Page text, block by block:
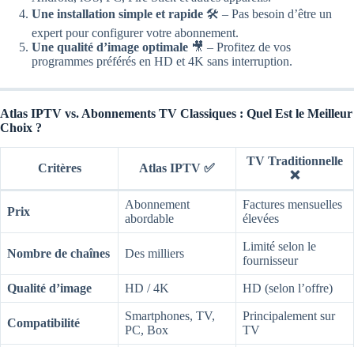
Une installation simple et rapide 🛠 – Pas besoin d’être un
expert pour configurer votre abonnement.
Une qualité d’image optimale 🎥 – Profitez de vos
programmes préférés en HD et 4K sans interruption.
Atlas IPTV vs. Abonnements TV Classiques : Quel Est le Meilleur
Choix ?
Critères Atlas IPTV ✅
TV Traditionnelle
❌
Prix
Abonnement
abordable
Factures mensuelles
élevées
Nombre de chaînes Des milliers
Limité selon le
fournisseur
Qualité d’image HD / 4K HD (selon l’offre)
Compatibilité
Smartphones, TV,
PC, Box
Principalement sur
TV